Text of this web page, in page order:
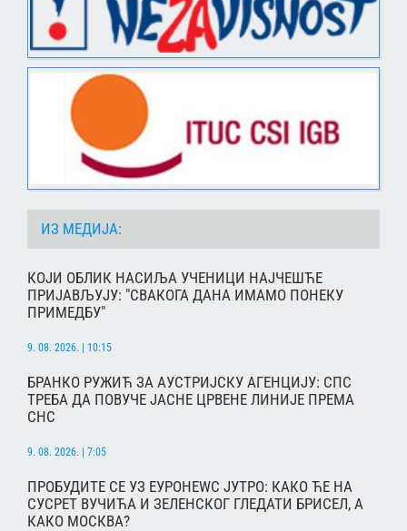
ИЗ МЕДИЈА:
КОЈИ ОБЛИК НАСИЉА УЧЕНИЦИ НАЈЧЕШЋЕ
ПРИЈАВЉУЈУ: "СВАКОГА ДАНА ИМАМО ПОНЕКУ
ПРИМЕДБУ"
9. 08. 2026. | 10:15
БРАНКО РУЖИЋ ЗА АУСТРИЈСКУ АГЕНЦИЈУ: СПС
ТРЕБА ДА ПОВУЧЕ ЈАСНЕ ЦРВЕНЕ ЛИНИЈЕ ПРЕМА
СНС
9. 08. 2026. | 7:05
ПРОБУДИТЕ СЕ УЗ ЕУРОНЕWС ЈУТРО: КАКО ЋЕ НА
СУСРЕТ ВУЧИЋА И ЗЕЛЕНСКОГ ГЛЕДАТИ БРИСЕЛ, А
КАКО МОСКВА?